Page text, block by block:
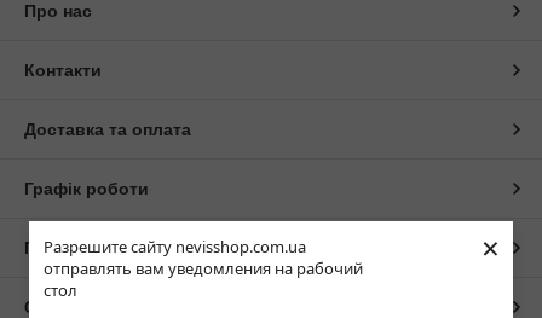
Разрешите сайту nevisshop.com.ua
отправлять вам уведомления на рабочий
стол
×
Про нас
Контакти
Доставка та оплата
Графік роботи
Повна версія сайту
Сайт створено на маркетплейсі